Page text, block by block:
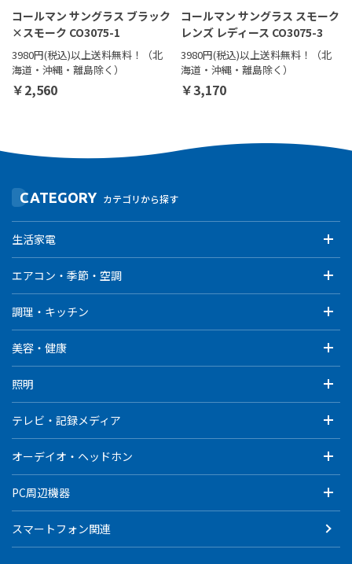
コールマン サングラス ブラック
×スモーク CO3075-1
3980円(税込)以上送料無料！（北
海道・沖縄・離島除く）
￥2,560
コールマン サングラス スモーク
レンズ レディース CO3075-3
3980円(税込)以上送料無料！（北
海道・沖縄・離島除く）
￥3,170
CATEGORY カテゴリから探す
生活家電
エアコン・季節・空調
調理・キッチン
美容・健康
照明
テレビ・記録メディア
オーデイオ・ヘッドホン
PC周辺機器
スマートフォン関連